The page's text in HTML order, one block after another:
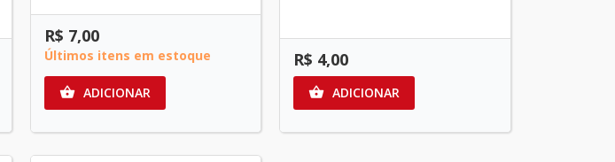
R$ 7,00
Últimos itens em estoque
 ADICIONAR
R$ 4,00
 ADICIONAR